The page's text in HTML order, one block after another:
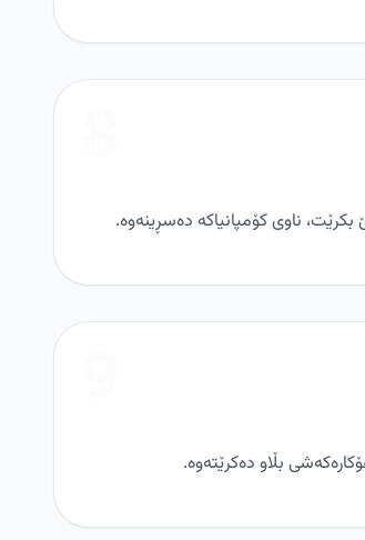
ناوی کۆمپانیاکە دەسڕینەوە.
بڵاو دەکرێتەوە.